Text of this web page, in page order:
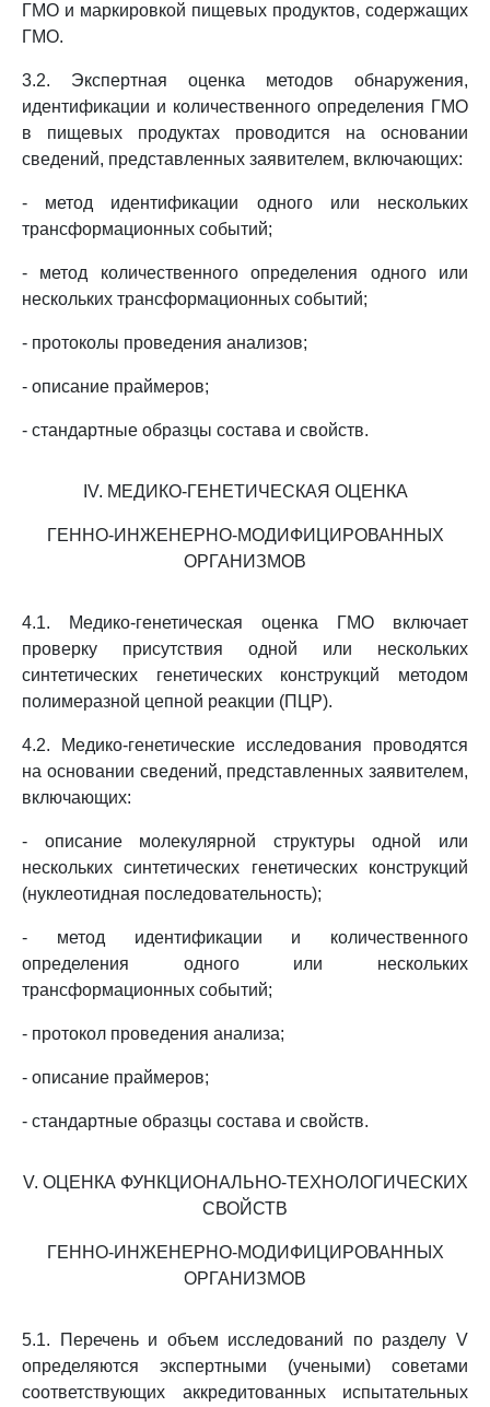
ГМО и маркировкой пищевых продуктов, содержащих
ГМО.
3.2. Экспертная оценка методов обнаружения,
идентификации и количественного определения ГМО
в пищевых продуктах проводится на основании
сведений, представленных заявителем, включающих:
- метод идентификации одного или нескольких
трансформационных событий;
- метод количественного определения одного или
нескольких трансформационных событий;
- протоколы проведения анализов;
- описание праймеров;
- стандартные образцы состава и свойств.
IV. МЕДИКО-ГЕНЕТИЧЕСКАЯ ОЦЕНКА
ГЕННО-ИНЖЕНЕРНО-МОДИФИЦИРОВАННЫХ
ОРГАНИЗМОВ
4.1. Медико-генетическая оценка ГМО включает
проверку присутствия одной или нескольких
синтетических генетических конструкций методом
полимеразной цепной реакции (ПЦР).
4.2. Медико-генетические исследования проводятся
на основании сведений, представленных заявителем,
включающих:
- описание молекулярной структуры одной или
нескольких синтетических генетических конструкций
(нуклеотидная последовательность);
- метод идентификации и количественного
определения одного или нескольких
трансформационных событий;
- протокол проведения анализа;
- описание праймеров;
- стандартные образцы состава и свойств.
V. ОЦЕНКА ФУНКЦИОНАЛЬНО-ТЕХНОЛОГИЧЕСКИХ
СВОЙСТВ
ГЕННО-ИНЖЕНЕРНО-МОДИФИЦИРОВАННЫХ
ОРГАНИЗМОВ
5.1. Перечень и объем исследований по разделу V
определяются экспертными (учеными) советами
соответствующих аккредитованных испытательных